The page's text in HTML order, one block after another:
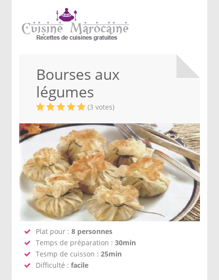
Bourses aux
légumes
(3 votes)
Plat pour : 8 personnes
Temps de préparation : 30min
Tesmp de cuisson : 25min
Difficulté : facile